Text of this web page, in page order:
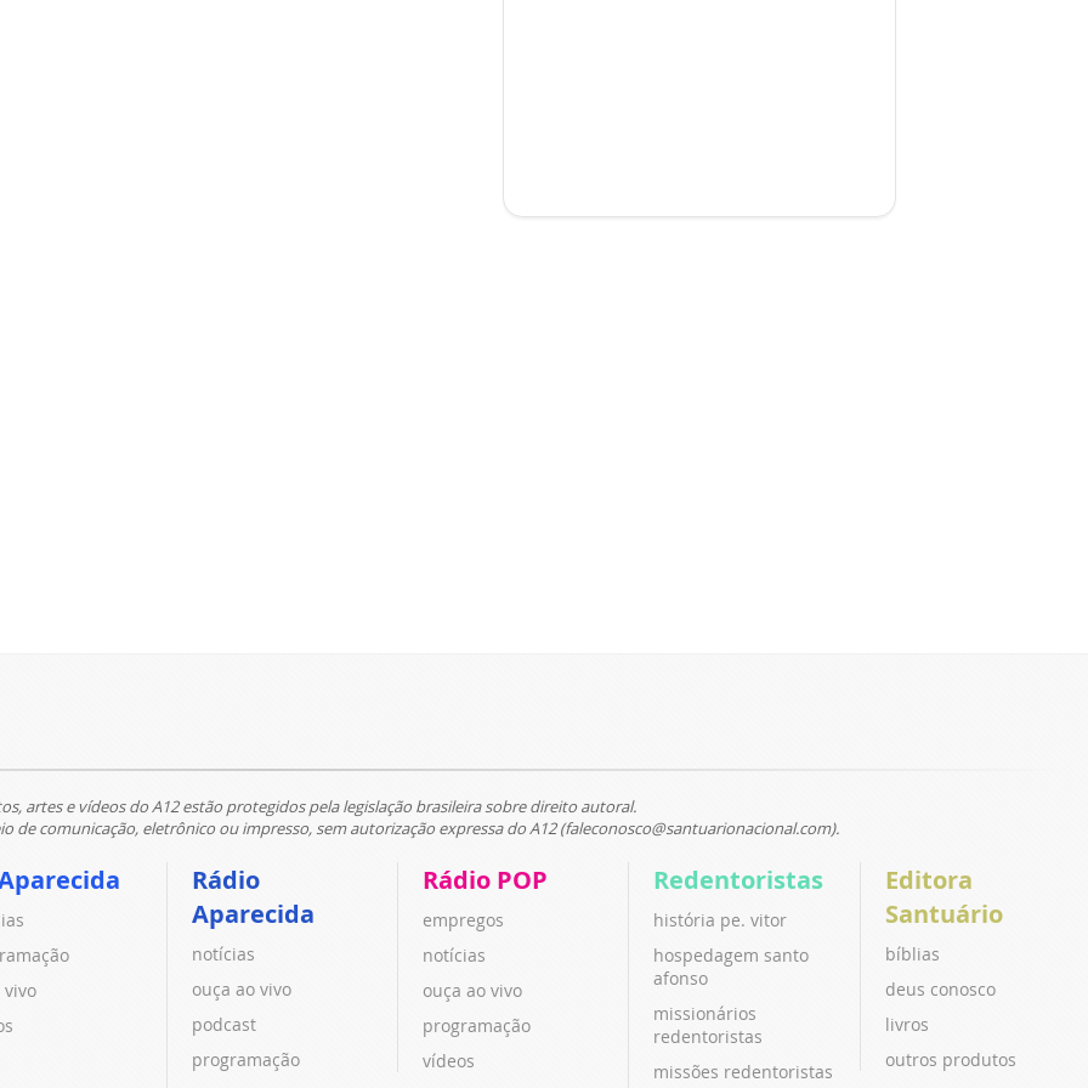
artes e vídeos do A12 estão protegidos pela legislação brasileira sobre direito autoral.
comunicação, eletrônico ou impresso, sem autorização expressa do A12 (faleconosco@santuarionacional.com).
vivo
Rádio
Aparecida
notícias
ouça ao vivo
podcast
programação
Rádio POP
empregos
notícias
ouça ao vivo
programação
vídeos
Redentoristas
história pe. vitor
hospedagem santo
afonso
missionários
redentoristas
missões redentoristas
Editora
Santuário
bíblias
deus conosco
livros
outros produtos